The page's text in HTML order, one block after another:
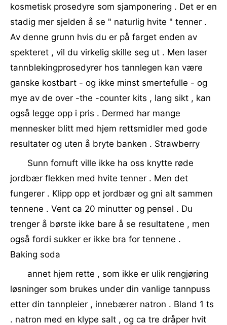
kosmetisk prosedyre som sjamponering . Det er en
stadig mer sjelden å se " naturlig hvite " tenner .
Av denne grunn hvis du er på farget enden av
spekteret , vil du virkelig skille seg ut . Men laser
tannblekingprosedyrer hos tannlegen kan være
ganske kostbart - og ikke minst smertefulle - og
mye av de over -the -counter kits , lang sikt , kan
også legge opp i pris . Dermed har mange
mennesker blitt med hjem rettsmidler med gode
resultater og uten å bryte banken . Strawberry
Sunn fornuft ville ikke ha oss knytte røde
jordbær flekken med hvite tenner . Men det
fungerer . Klipp opp et jordbær og gni alt sammen
tennene . Vent ca 20 minutter og pensel . Du
trenger å børste ikke bare å se resultatene , men
også fordi sukker er ikke bra for tennene .
Baking soda
annet hjem rette , som ikke er ulik rengjøring
løsninger som brukes under din vanlige tannpuss
etter din tannpleier , innebærer natron . Bland 1 ts
. natron med en klype salt , og ca tre dråper hvit